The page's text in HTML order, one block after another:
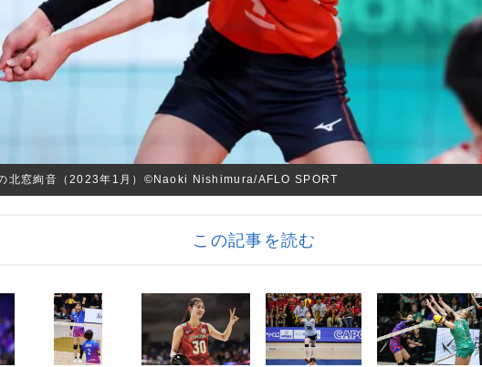
北窓絢音（2023年1月）©︎Naoki Nishimura/AFLO SPORT
この記事を読む